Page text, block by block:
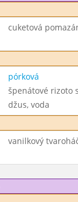
cuketová
pórková
špenátové rizoto
džus, voda
vanilkový